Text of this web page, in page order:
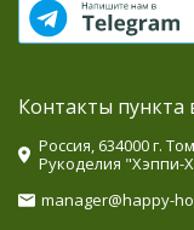
Контакты пункта
Россия, 634000 г.
Рукоделия "Хэппи-
manager@happy-